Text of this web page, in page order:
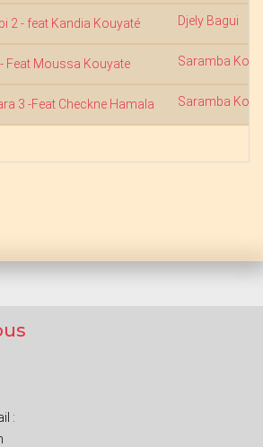
2 - feat Kandia Kouyaté Djely Bagui
Feat Moussa Kouyate Saramba
3 -Feat Checkne Hamala Saramba
: